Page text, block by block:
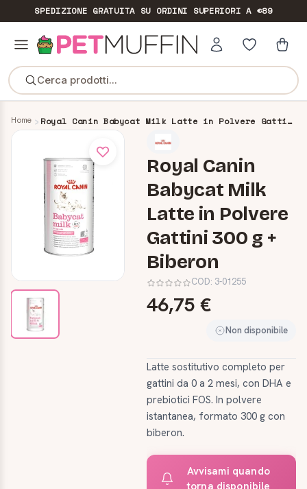
SPEDIZIONE GRATUITASU ORDINI SUPERIORI A €89
Cerca prodotti...
Home Royal Canin Babycat Milk Latte in Polvere Gattini 300 g + Biberon
Royal Canin
Babycat Milk
Latte in Polvere
Gattini 300 g +
Biberon
COD: 3-01255
46,75 €
Non disponibile
Latte sostitutivo completo per
gattini da 0 a 2 mesi, con DHA e
prebiotici FOS. In polvere
istantanea, formato 300 g con
biberon.
Avvisami quando